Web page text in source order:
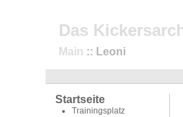
Das
Main :: Leoni
Startseite
Trainingsplatz